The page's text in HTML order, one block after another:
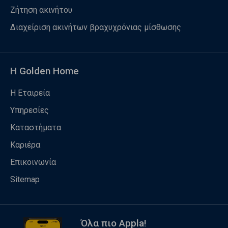
Ζήτηση ακινήτου
Διαχείριση ακινήτων βραχυχρόνιας μίσθωσης
Η Golden Home
Η Εταιρεία
Υπηρεσίες
Καταστήματα
Καριέρα
Επικοινωνία
Sitemap
Όλα πιο Appla!